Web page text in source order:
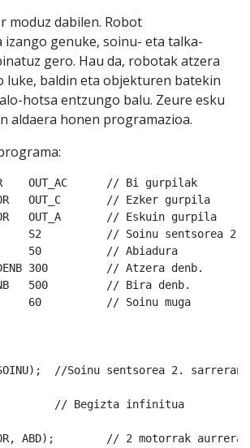
moduz dabilen. Robot
izango genuke, soinu- eta talka-
gero. Hau da, robotak atzera
luke, baldin eta objekturen batekin
hotsa entzungo balu. Zeure esku
aldaera honen programazioa.
// Bi gurpilak
// Ezker gurpila
// Eskuin gurpila
sentsorea 2. portuan
Abiadura
Atzera denb.
// Bira denb.
muga
2. sarreran
aurrera